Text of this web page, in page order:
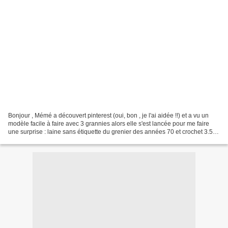
Bonjour , Mémé a découvert pinterest (oui, bon , je l'ai aidée !!) et a vu un
modèle facile à faire avec 3 grannies alors elle s'est lancée pour me faire
une surprise : laine sans étiquette du grenier des années 70 et crochet 3.5.